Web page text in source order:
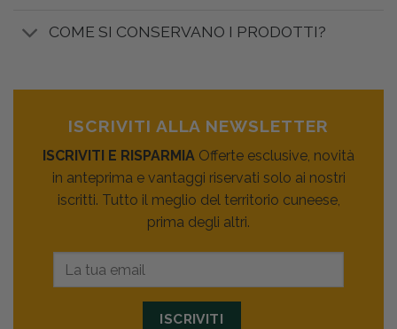
COME SI CONSERVANO I PRODOTTI?
ISCRIVITI ALLA NEWSLETTER
ISCRIVITI E RISPARMIA Offerte esclusive, novità
in anteprima e vantaggi riservati solo ai nostri
iscritti. Tutto il meglio del territorio cuneese,
prima degli altri.
ISCRIVITI